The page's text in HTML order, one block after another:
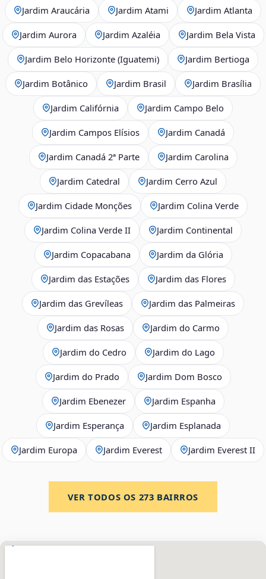
Jardim Araucária Jardim Atami Jardim Atlanta
Jardim Aurora Jardim Azaléia Jardim Bela Vista
Jardim Belo Horizonte (Iguatemi) Jardim Bertioga
Jardim Botânico Jardim Brasil Jardim Brasília
Jardim Califórnia Jardim Campo Belo
Jardim Campos Elísios Jardim Canadá
Jardim Canadá 2ª Parte Jardim Carolina
Jardim Catedral Jardim Cerro Azul
Jardim Cidade Monções Jardim Colina Verde
Jardim Colina Verde II Jardim Continental
Jardim Copacabana Jardim da Glória
Jardim das Estações Jardim das Flores
Jardim das Grevíleas Jardim das Palmeiras
Jardim das Rosas Jardim do Carmo
Jardim do Cedro Jardim do Lago
Jardim do Prado Jardim Dom Bosco
Jardim Ebenezer Jardim Espanha
Jardim Esperança Jardim Esplanada
Jardim Europa Jardim Everest Jardim Everest II
VER TODOS OS 273 BAIRROS